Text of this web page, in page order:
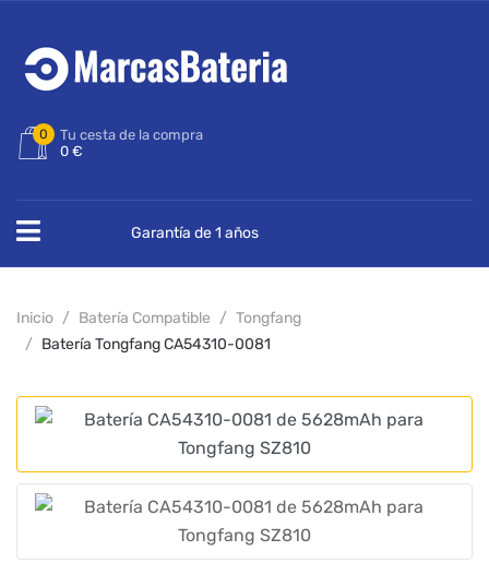
0
Tu cesta de la compra
0 €
Garantía de 1 años
Inicio Batería Compatible
Tongfang
Batería Tongfang CA54310-0081